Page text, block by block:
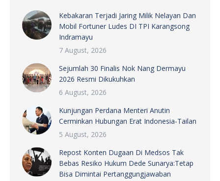
Kebakaran Terjadi Jaring Milik Nelayan Dan
Mobil Fortuner Ludes DI TPI Karangsong
Indramayu
7 August, 2026
Sejumlah 30 Finalis Nok Nang Dermayu
2026 Resmi Dikukuhkan
6 August, 2026
Kunjungan Perdana Menteri Anutin
Cerminkan Hubungan Erat Indonesia-Tailan
5 August, 2026
Repost Konten Dugaan Di Medsos Tak
Bebas Resiko Hukum Dede Sunarya:Tetap
Bisa Dimintai Pertanggungjawaban